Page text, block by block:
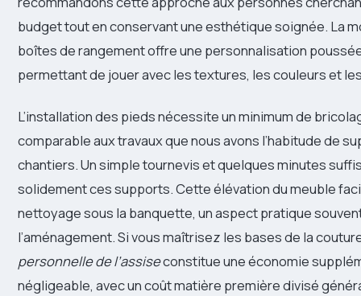
budget tout en conservant une esthétique soignée. La
boîtes de rangement offre une personnalisation
permettant de jouer avec les textures, les couleurs et
L’installation des pieds nécessite un minimum de
comparable aux travaux que nous avons l’habitude de
chantiers. Un simple tournevis et quelques minutes
solidement ces supports. Cette élévation du meuble
nettoyage sous la banquette, un aspect pratique
l’aménagement. Si vous maîtrisez les bases de la
personnelle de l’assiseconstitue une économie
négligeable, avec un coût matière première divisé